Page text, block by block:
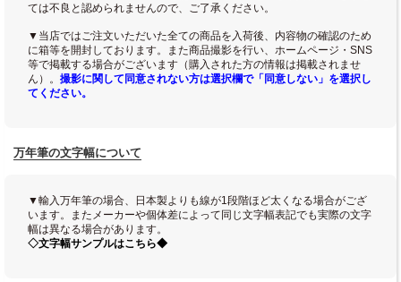
ては不良と認められませんので、ご了承ください。
▼当店ではご注文いただいた全ての商品を入荷後、内容物の確認のため
に箱等を開封しております。また商品撮影を行い、ホームページ・SNS
等で掲載する場合がございます（購入された方の情報は掲載されませ
ん）。 撮影に関して同意されない方は選択欄で「同意しない」を選択し
てください。
万年筆の文字幅について
▼輸入万年筆の場合、日本製よりも線が1段階ほど太くなる場合がござ
います。またメーカーや個体差によって同じ文字幅表記でも実際の文字
幅は異なる場合があります。
◇文字幅サンプルはこちら◆